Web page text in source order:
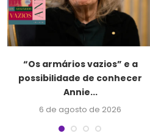
“Os armários vazios” e a
possibilidade de conhecer
Annie...
6 de agosto de 2026